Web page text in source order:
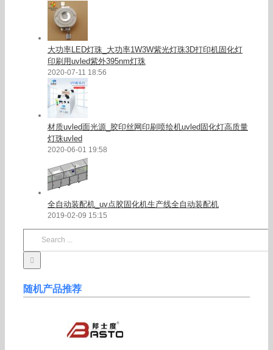
大功率LED灯珠_大功率1W3W紫光灯珠3D打印机固化灯
印刷用uvled紫外395nm灯珠
2020-07-11 18:56
材质uvled面光源_胶印丝网印刷喷绘机uvled固化灯高质量
灯珠uvled
2020-06-01 19:58
全自动装配机_uv点胶固化机生产线全自动装配机
2019-02-09 15:15
随机产品推荐